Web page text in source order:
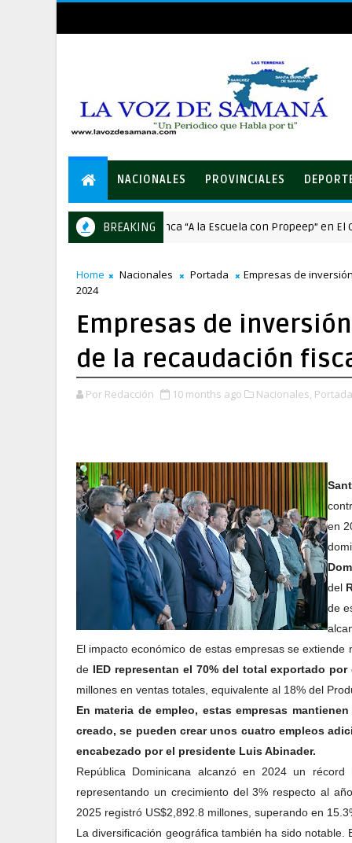
NACIONALES PROVINCIALES
BREAKING
NACIONALES Arranca “A la Escuela con Propeep” en El
Home Nacionales Portada
Empresas de
2024
Empresas de
de la recaudación
Por Redacción 10 months ago Nacionales,
en
del
de
El impacto económico de estas empresas se
de IED representan el 70% del total exportado por
millones en ventas totales, equivalente al 18% del
En materia de empleo, estas empresas
creado, se pueden crear unos cuatro empleos
encabezado por el presidente Luis Abinader.
República Dominicana alcanzó en 2024 un
representando un crecimiento del 3% respecto al
2025 registró US$2,892.8 millones, superando en
La diversificación geográfica también ha sido